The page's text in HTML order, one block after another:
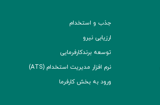
جذب و استخدام
ارزیابی نیرو
توسعه برند‌کارفرمایی
نرم افزار مدیریت استخدام (ATS)
ورود به بخش کارفرما